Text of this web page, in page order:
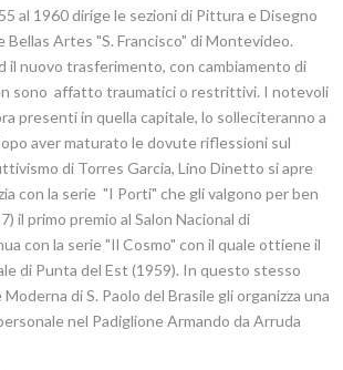
al 1960 dirige le sezioni di Pittura e Disegno
Artes "S. Francisco" di Montevideo.
il nuovo trasferimento, con cambiamento di
sono affatto traumatici o restrittivi. I notevoli
presenti in quella capitale, lo solleciteranno a
aver maturato le dovute riflessioni sul
di Torres Garcia, Lino Dinetto si apre
con la serie "I Porti" che gli valgono per ben
il primo premio al Salon Nacional di
con la serie "Il Cosmo" con il quale ottiene il
di Punta del Est (1959). In questo stesso
di S. Paolo del Brasile gli organizza una
nel Padiglione Armando da Arruda